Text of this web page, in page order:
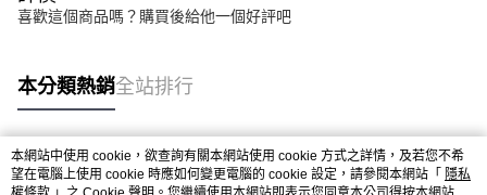
喜歡這個商品嗎？購買後給他一個好評吧
本分類熱銷全站排行
熱門標籤
本網站中使用 cookie，欲查詢有關本網站使用 cookie 方式之詳情，及若您不希
望在電腦上使用 cookie 時應如何變更電腦的 cookie 設定，請參閱本網站「 隱私